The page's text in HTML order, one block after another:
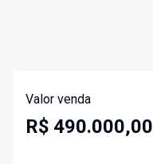
Valor venda
R$ 490.000,00